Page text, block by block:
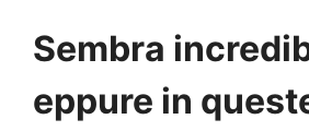
Sembra
eppure in